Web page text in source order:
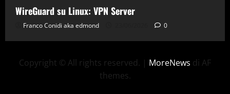
WireGuard su Linux: VPN Server
Franco Conidi aka edmond 0
Copyright © All rights reserved. | MoreNews di AF
themes.